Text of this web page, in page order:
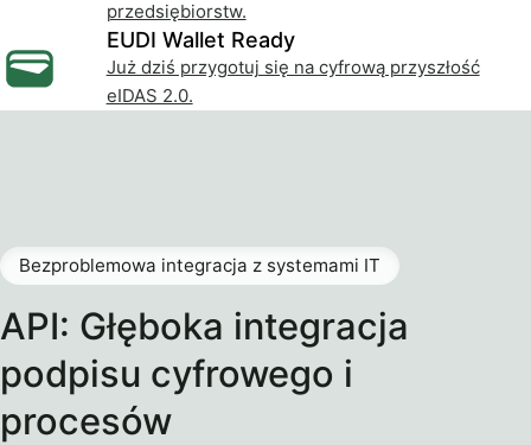
przedsiębiorstw.
EUDI Wallet Ready
Już dziś przygotuj się na cyfrową przyszłość
eIDAS 2.0.
API: Głęboka integracja
podpisu cyfrowego i
procesów
Bezproblemowa integracja z systemami IT